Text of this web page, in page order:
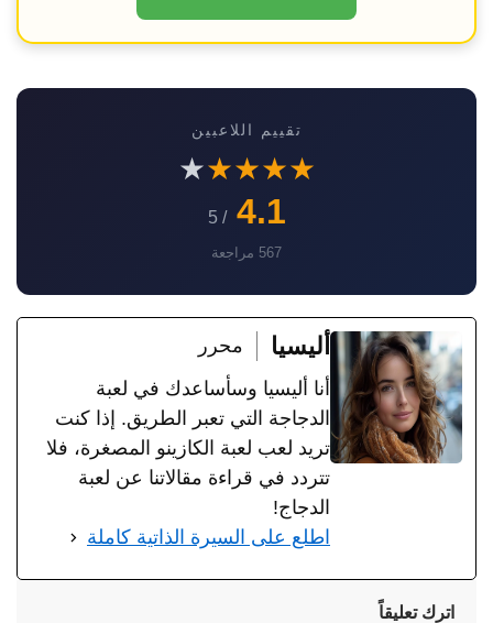
تقييم اللاعبين
★
★
★
★
★
4.1
/ 5
567 مراجعة
أليسيا
محرر
أنا أليسيا وسأساعدك في لعبة
الدجاجة التي تعبر الطريق. إذا كنت
تريد لعب لعبة الكازينو المصغرة، فلا
تتردد في قراءة مقالاتنا عن لعبة
الدجاج!
اطلع على السيرة الذاتية كاملة
اترك تعليقاً